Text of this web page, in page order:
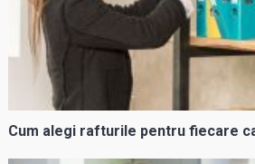
Cum alegi rafturile pentru fiecare